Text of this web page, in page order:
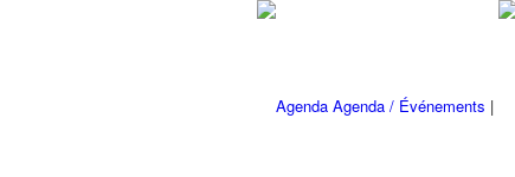
Agenda / Événements |